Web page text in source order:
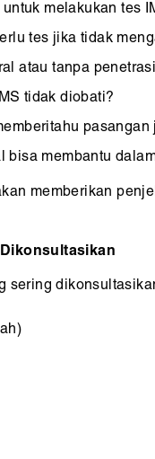
melakukan tes
tes jika tidak
atau tanpa
tidak diobati?
bisa membantu
memberikan
sering